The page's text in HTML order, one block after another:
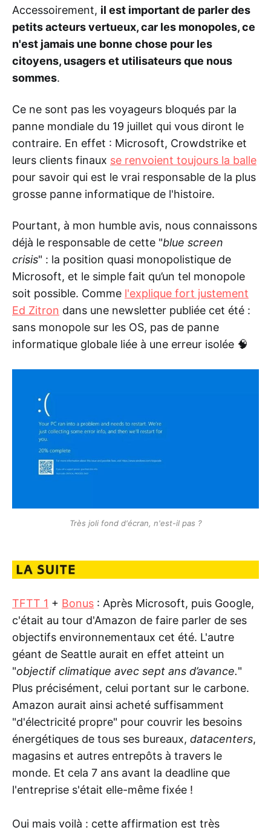
Accessoirement, il est important de parler des
petits acteurs vertueux, car les monopoles, ce
n'est jamais une bonne chose pour les
citoyens, usagers et utilisateurs que nous
sommes.
Ce ne sont pas les voyageurs bloqués par la
panne mondiale du 19 juillet qui vous diront le
contraire. En effet : Microsoft, Crowdstrike et
leurs clients finaux se renvoient toujours la balle
pour savoir qui est le vrai responsable de la plus
grosse panne informatique de l'histoire.
Pourtant, à mon humble avis, nous connaissons
déjà le responsable de cette "blue screen
crisis" : la position quasi monopolistique de
Microsoft, et le simple fait qu’un tel monopole
soit possible. Comme l'explique fort justement
Ed Zitron dans une newsletter publiée cet été :
sans monopole sur les OS, pas de panne
informatique globale liée à une erreur isolée 🧠
Très joli fond d'écran, n'est-il pas ?
TFTT 1 + Bonus : Après Microsoft, puis Google,
c'était au tour d'Amazon de faire parler de ses
objectifs environnementaux cet été. L'autre
géant de Seattle aurait en effet atteint un
"objectif climatique avec sept ans d’avance."
Plus précisément, celui portant sur le carbone.
Amazon aurait ainsi acheté suffisamment
"d'électricité propre" pour couvrir les besoins
énergétiques de tous ses bureaux, datacenters,
magasins et autres entrepôts à travers le
monde. Et cela 7 ans avant la deadline que
l'entreprise s'était elle-même fixée !
Oui mais voilà : cette affirmation est très